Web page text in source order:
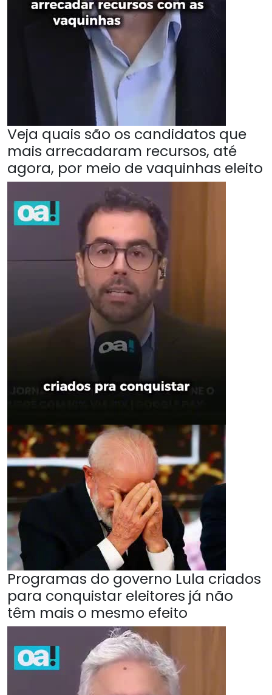
Veja quais são os candidatos que
mais arrecadaram recursos, até
agora, por meio de vaquinhas eleito
Programas do governo Lula criados
para conquistar eleitores já não
têm mais o mesmo efeito